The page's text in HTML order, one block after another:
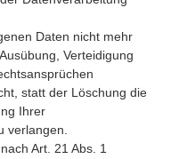
Daten nicht mehr
Verteidigung
statt der Löschung die
Ihrer
verlangen.
Art. 21 Abs. 1